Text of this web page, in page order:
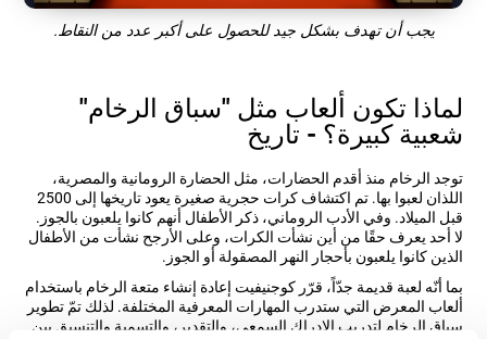
يجب أن تهدف بشكل جيد للحصول على أكبر عدد من النقاط.
لماذا تكون ألعاب مثل "سباق الرخام"
شعبية كبيرة؟ - تاريخ
توجد الرخام منذ أقدم الحضارات، مثل الحضارة الرومانية والمصرية،
اللذان لعبوا بها. تم اكتشاف كرات حجرية صغيرة يعود تاريخها إلى 2500
قبل الميلاد. وفي الأدب الروماني، ذكر الأطفال أنهم كانوا يلعبون بالجوز.
لا أحد يعرف حقًا من أين نشأت الكرات، وعلى الأرجح نشأت من الأطفال
الذين كانوا يلعبون بأحجار النهر المصقولة أو الجوز.
بما أنّه لعبة قديمة جدّاً، قرّر كوجنيفيت إعادة إنشاء متعة الرخام باستخدام
ألعاب المعرض التي ستدرب المهارات المعرفية المختلفة. لذلك تمّ تطوير
سباق الرخام لتدريب الإدراك السمعي، والتقدير، والتسمية والتنسيق بين